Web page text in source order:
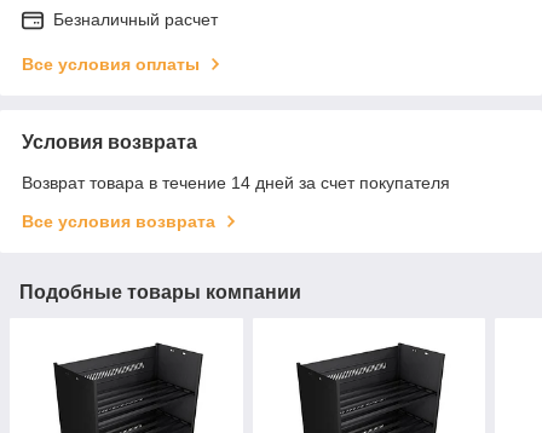
Безналичный расчет
Все условия оплаты
Условия возврата
Возврат товара в течение 14 дней за счет покупателя
Все условия возврата
Подобные товары компании